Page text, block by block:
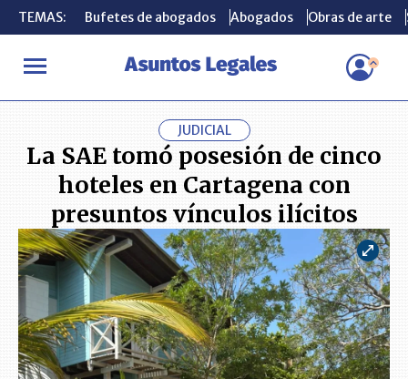
TEMAS: Bufetes de abogados Abogados Obras de arte
INICIO ACTUALIDAD La SAE tomó posesión de cinco hoteles
TEMAS: Bufetes de abogados Abogados Obras de arte
JUDICIAL
La SAE tomó posesión de cinco
hoteles en Cartagena con
presuntos vínculos ilícitos